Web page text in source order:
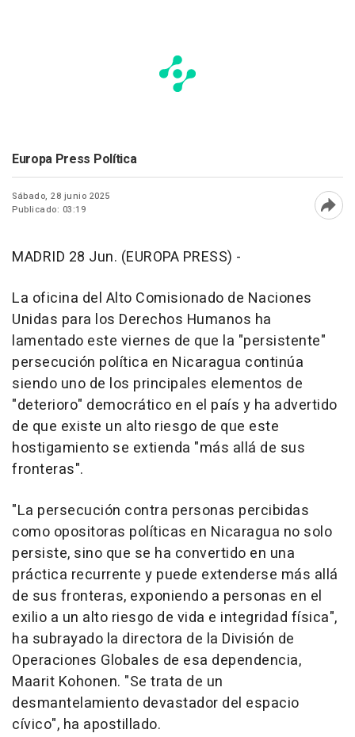
Europa Press Política
Sábado, 28 junio 2025
Publicado: 03:19
MADRID 28 Jun. (EUROPA PRESS) -
La oficina del Alto Comisionado de Naciones
Unidas para los Derechos Humanos ha
lamentado este viernes de que la "persistente"
persecución política en Nicaragua continúa
siendo uno de los principales elementos de
"deterioro" democrático en el país y ha advertido
de que existe un alto riesgo de que este
hostigamiento se extienda "más allá de sus
fronteras".
"La persecución contra personas percibidas
como opositoras políticas en Nicaragua no solo
persiste, sino que se ha convertido en una
práctica recurrente y puede extenderse más allá
de sus fronteras, exponiendo a personas en el
exilio a un alto riesgo de vida e integridad física",
ha subrayado la directora de la División de
Operaciones Globales de esa dependencia,
Maarit Kohonen. "Se trata de un
desmantelamiento devastador del espacio
cívico", ha apostillado.